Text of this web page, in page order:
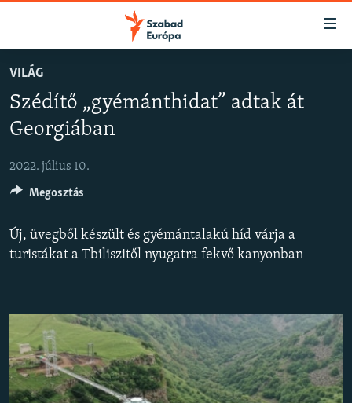
Akadálymentes
Ugrás
fő
oldalra
Ugrás
keresésre
AKTUÁLIS
PODCASTOK
VIDEÓK
ELEMZŐ
NER15
SZABADON
A PÉNZ NYOMÁBAN
EURÓPAI UNIÓ
VILÁG
VILÁG
Szédítő „gyémánthidat” adtak át
Georgiában
2022. július 10.
Új, üvegből készült és gyémántalakú híd várja a
turistákat a Tbiliszitől nyugatra fekvő kanyonban
Megosztás
FELIRATKOZÁS
Feliratkozás